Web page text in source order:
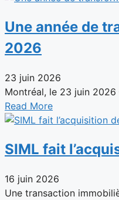
Une année de
2026
23 juin 2026
Montréal, le 23 juin
Read More
SIML fait
16 juin 2026
Une transaction